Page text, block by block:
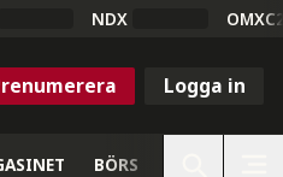
NDX
Logga in
BÖRS